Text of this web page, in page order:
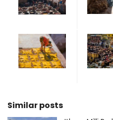
Similar posts